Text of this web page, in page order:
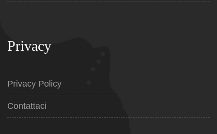
Privacy
Privacy Policy
Contattaci